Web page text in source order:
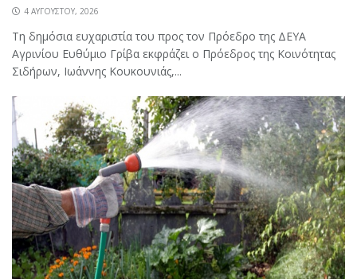
4 ΑΥΓΟΎΣΤΟΥ, 2026
Τη δημόσια ευχαριστία του προς τον Πρόεδρο της ΔΕΥΑ
Αγρινίου Ευθύμιο Γρίβα εκφράζει ο Πρόεδρος της Κοινότητας
Σιδήρων, Ιωάννης Κουκουνιάς,...